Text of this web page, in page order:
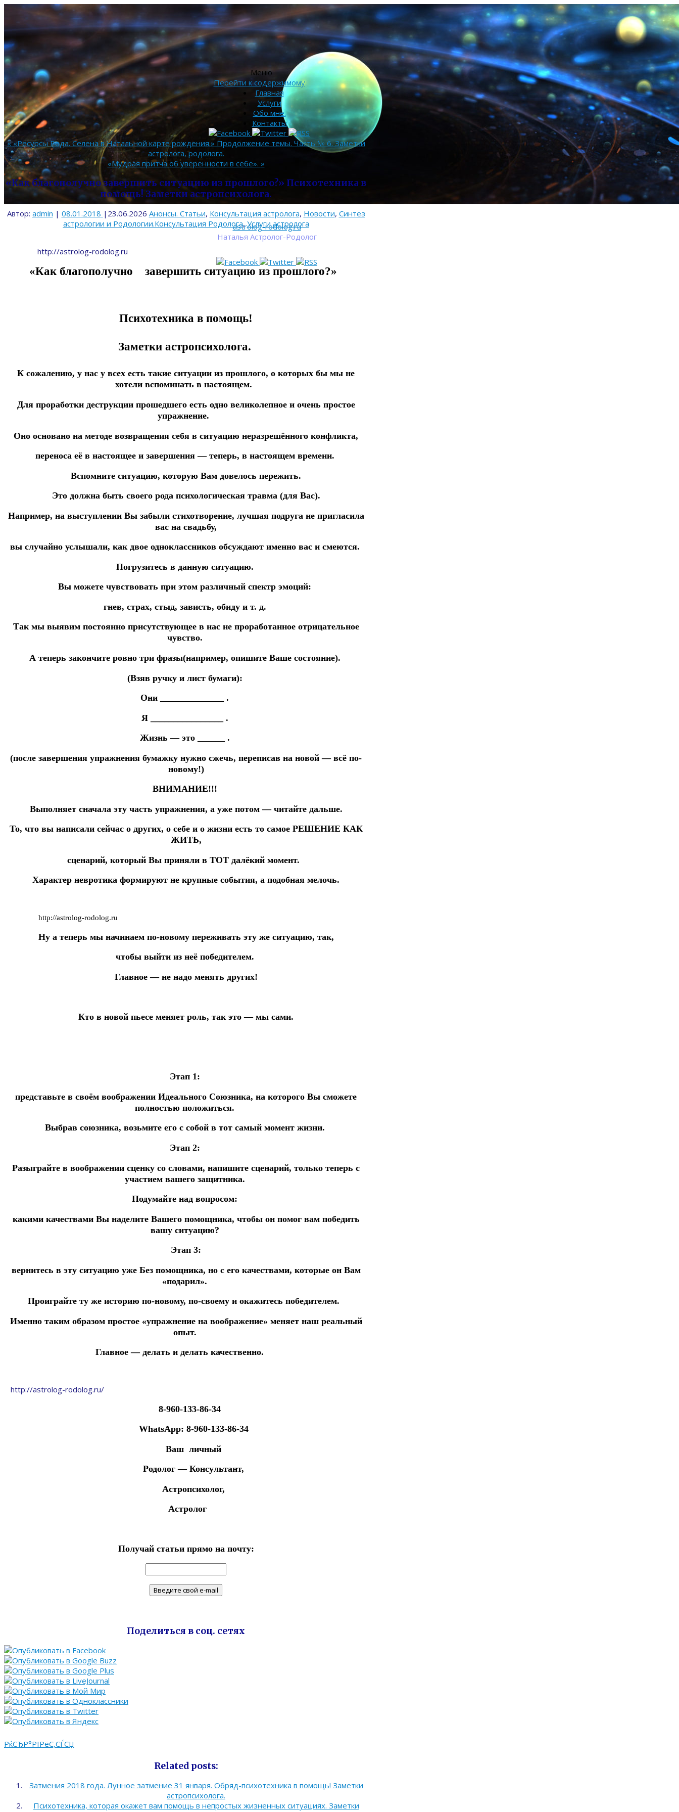
astrolog-rodolog.ru
Наталья Астролог-Родолог
Меню
Перейти к содержимому
Главная
Услуги
Обо мне.
Контакты
««Ресурсы Рода. Селена в Натальной карте рождения.» Продолжение темы. Часть № 6. Заметки
астролога, родолога.
«Мудрая притча об уверенности в себе». »
«Как благополучно завершить ситуацию из прошлого?» Психотехника в
помощь! Заметки астропсихолога.
Автор: admin | 08.01.2018 | 23.06.2026 Анонсы. Статьи, Консультация астролога, Новости, Синтез
астрологии и Родологии.Консультация Родолога,Услуги астролога
http://astrolog-rodolog.ru
«Как благополучно завершить ситуацию из прошлого?»
Психотехника в помощь!
Заметки астропсихолога.
К сожалению, у нас у всех есть такие ситуации из прошлого, о которых бы мы не
хотели вспоминать в настоящем.
Для проработки деструкции прошедшего есть одно великолепное и очень простое
упражнение.
Оно основано на методе возвращения себя в ситуацию неразрешённого конфликта,
переноса её в настоящее и завершения — теперь, в настоящем времени.
Вспомните ситуацию, которую Вам довелось пережить.
Это должна быть своего рода психологическая травма (для Вас).
Например, на выступлении Вы забыли стихотворение, лучшая подруга не пригласила
вас на свадьбу,
вы случайно услышали, как двое одноклассников обсуждают именно вас и смеются.
Погрузитесь в данную ситуацию.
Вы можете чувствовать при этом различный спектр эмоций:
гнев, страх, стыд, зависть, обиду и т. д.
Так мы выявим постоянно присутствующее в нас не проработанное отрицательное
чувство.
А теперь закончите ровно три фразы(например, опишите Ваше состояние).
(Взяв ручку и лист бумаги):
Они ______________ .
Я ________________ .
Жизнь — это ______ .
(после завершения упражнения бумажку нужно сжечь, переписав на новой — всё по-
новому!)
ВНИМАНИЕ!!!
Выполняет сначала эту часть упражнения, а уже потом — читайте дальше.
То, что вы написали сейчас о других, о себе и о жизни есть то самое РЕШЕНИЕ КАК
ЖИТЬ,
сценарий, который Вы приняли в ТОТ далёкий момент.
Характер невротика формируют не крупные события, а подобная мелочь.
http://astrolog-rodolog.ru
Ну а теперь мы начинаем по-новому переживать эту же ситуацию, так,
чтобы выйти из неё победителем.
Главное — не надо менять других!
Кто в новой пьесе меняет роль, так это — мы сами.
Этап 1:
представьте в своём воображении Идеального Союзника, на которого Вы сможете
полностью положиться.
Выбрав союзника, возьмите его с собой в тот самый момент жизни.
Этап 2:
Разыграйте в воображении сценку со словами, напишите сценарий, только теперь с
участием вашего защитника.
Подумайте над вопросом:
какими качествами Вы наделите Вашего помощника, чтобы он помог вам победить
вашу ситуацию?
Этап 3:
вернитесь в эту ситуацию уже Без помощника, но с его качествами, которые он Вам
«подарил».
Проиграйте ту же историю по-новому, по-своему и окажитесь победителем.
Именно таким образом простое «упражнение на воображение» меняет наш реальный
опыт.
Главное — делать и делать качественно.
http://astrolog-rodolog.ru/
8-960-133-86-34
WhatsApp: 8-960-133-86-34
Ваш личный
Родолог — Консультант,
Астропсихолог,
Астролог
Получай статьи прямо на почту:
Поделиться в соц. сетях
РќСЂР°РІРёС‚СЃСЏ
Related posts:
Затмения 2018 года. Лунное затмение 31 января. Обряд-психотехника в помощь! Заметки
астропсихолога.
Психотехника, которая окажет вам помощь в непростых жизненных ситуациях. Заметки